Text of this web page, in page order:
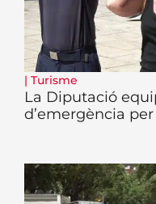
| Turisme
La Diputació
d’emergència per